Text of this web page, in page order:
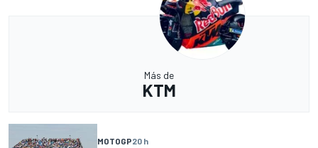
Más de
KTM
MOTOGP20 h